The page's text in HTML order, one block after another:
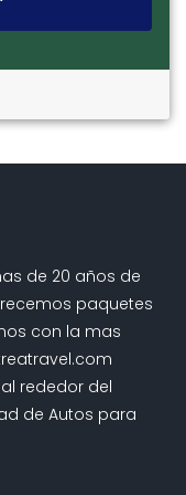
de 20 años de
paquetes
con la mas
rededor del
de Autos para